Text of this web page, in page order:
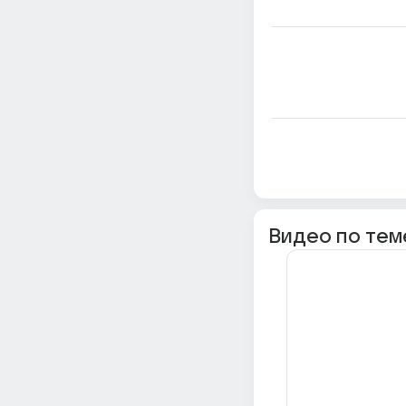
Видео по